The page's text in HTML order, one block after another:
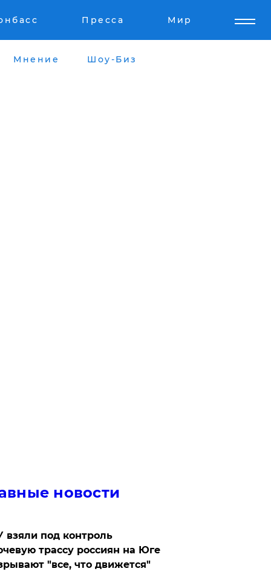
Пресса Мир
Мнение Шоу-Биз
новости
взяли под контроль
трассу россиян на Юге
"все, что движется"